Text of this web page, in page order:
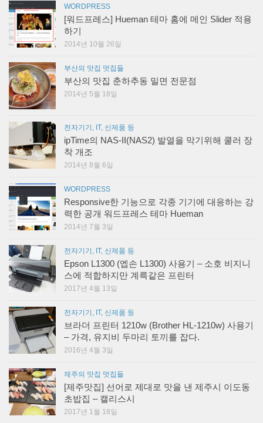
WORDPRESS
[워드프레스] Hueman 테마 홈에 메인 Slider 적용
하기
2014년 10월 26일
부산의 맛집 멋집들
부산의 맛집 춘하추동 밀면 전문점
2014년 5월 18일
전자기기, IT, 신제품 등
ipTime의 NAS-II(NAS2) 발열을 막기위해 쿨러 장
착 개조
2014년 8월 6일
WORDPRESS
Responsive한 기능으로 각종 기기에 대응하는 강
력한 공개 워드프레스 테마 Hueman
2014년 7월 3일
전자기기, IT, 신제품 등
Epson L1300 (엡손 L1300) 사용기 – 소호 비지니
스에 적합하지만 계륵같은 프린터
2017년 4월 13일
전자기기, IT, 신제품 등
브라더 프린터 1210w (Brother HL-1210w) 사용기
– 가격, 유지비 두마리 토끼를 잡다.
2016년 4월 3일
제주의 맛집 멋집들
[제주맛집] 선어로 제대로 맛을 낸 제주시 이도동
초밥집 – 캘리스시
2017년 1월 18일